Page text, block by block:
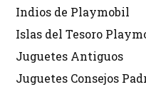
Indios de Playmobil
Islas del Tesoro
Juguetes Antiguos
Juguetes Consejos